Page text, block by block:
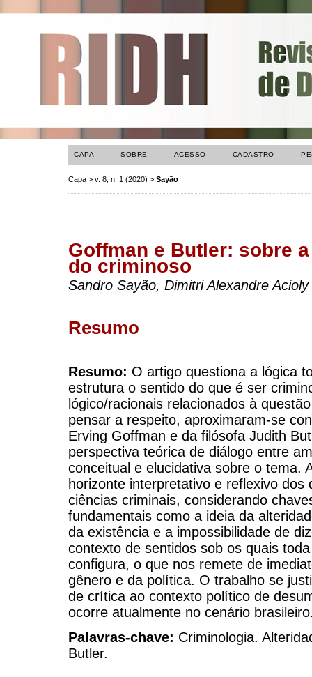
CAPA SOBRE ACESSO CADASTRO
Capa > v. 8, n. 1 (2020) > Sayão
Goffman e Butler: sobre
do criminoso
Sandro Sayão, Dimitri Alexandre Acioly
Resumo
Resumo: O artigo questiona a lógica
estrutura o sentido do que é ser
lógico/racionais relacionados à
pensar a respeito, aproximaram-se
Erving Goffman e da filósofa Judith
perspectiva teórica de diálogo entre
conceitual e elucidativa sobre o tema.
horizonte interpretativo e reflexivo dos
ciências criminais, considerando
fundamentais como a ideia da
da existência e a impossibilidade de
contexto de sentidos sob os quais
configura, o que nos remete de
gênero e da política. O trabalho se
de crítica ao contexto político de
ocorre atualmente no cenário
Palavras-chave: Criminologia.
Butler.